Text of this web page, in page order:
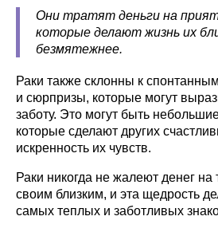
Они тратят деньги на
которые делают жизнь их
безмятежнее.
Раки также склонны к
и сюрпризы, которые могут
заботу. Это могут быть
которые сделают других
искренность их чувств.
Раки никогда не жалеют денег на
своим близким, и эта щедрость
самых теплых и заботливых